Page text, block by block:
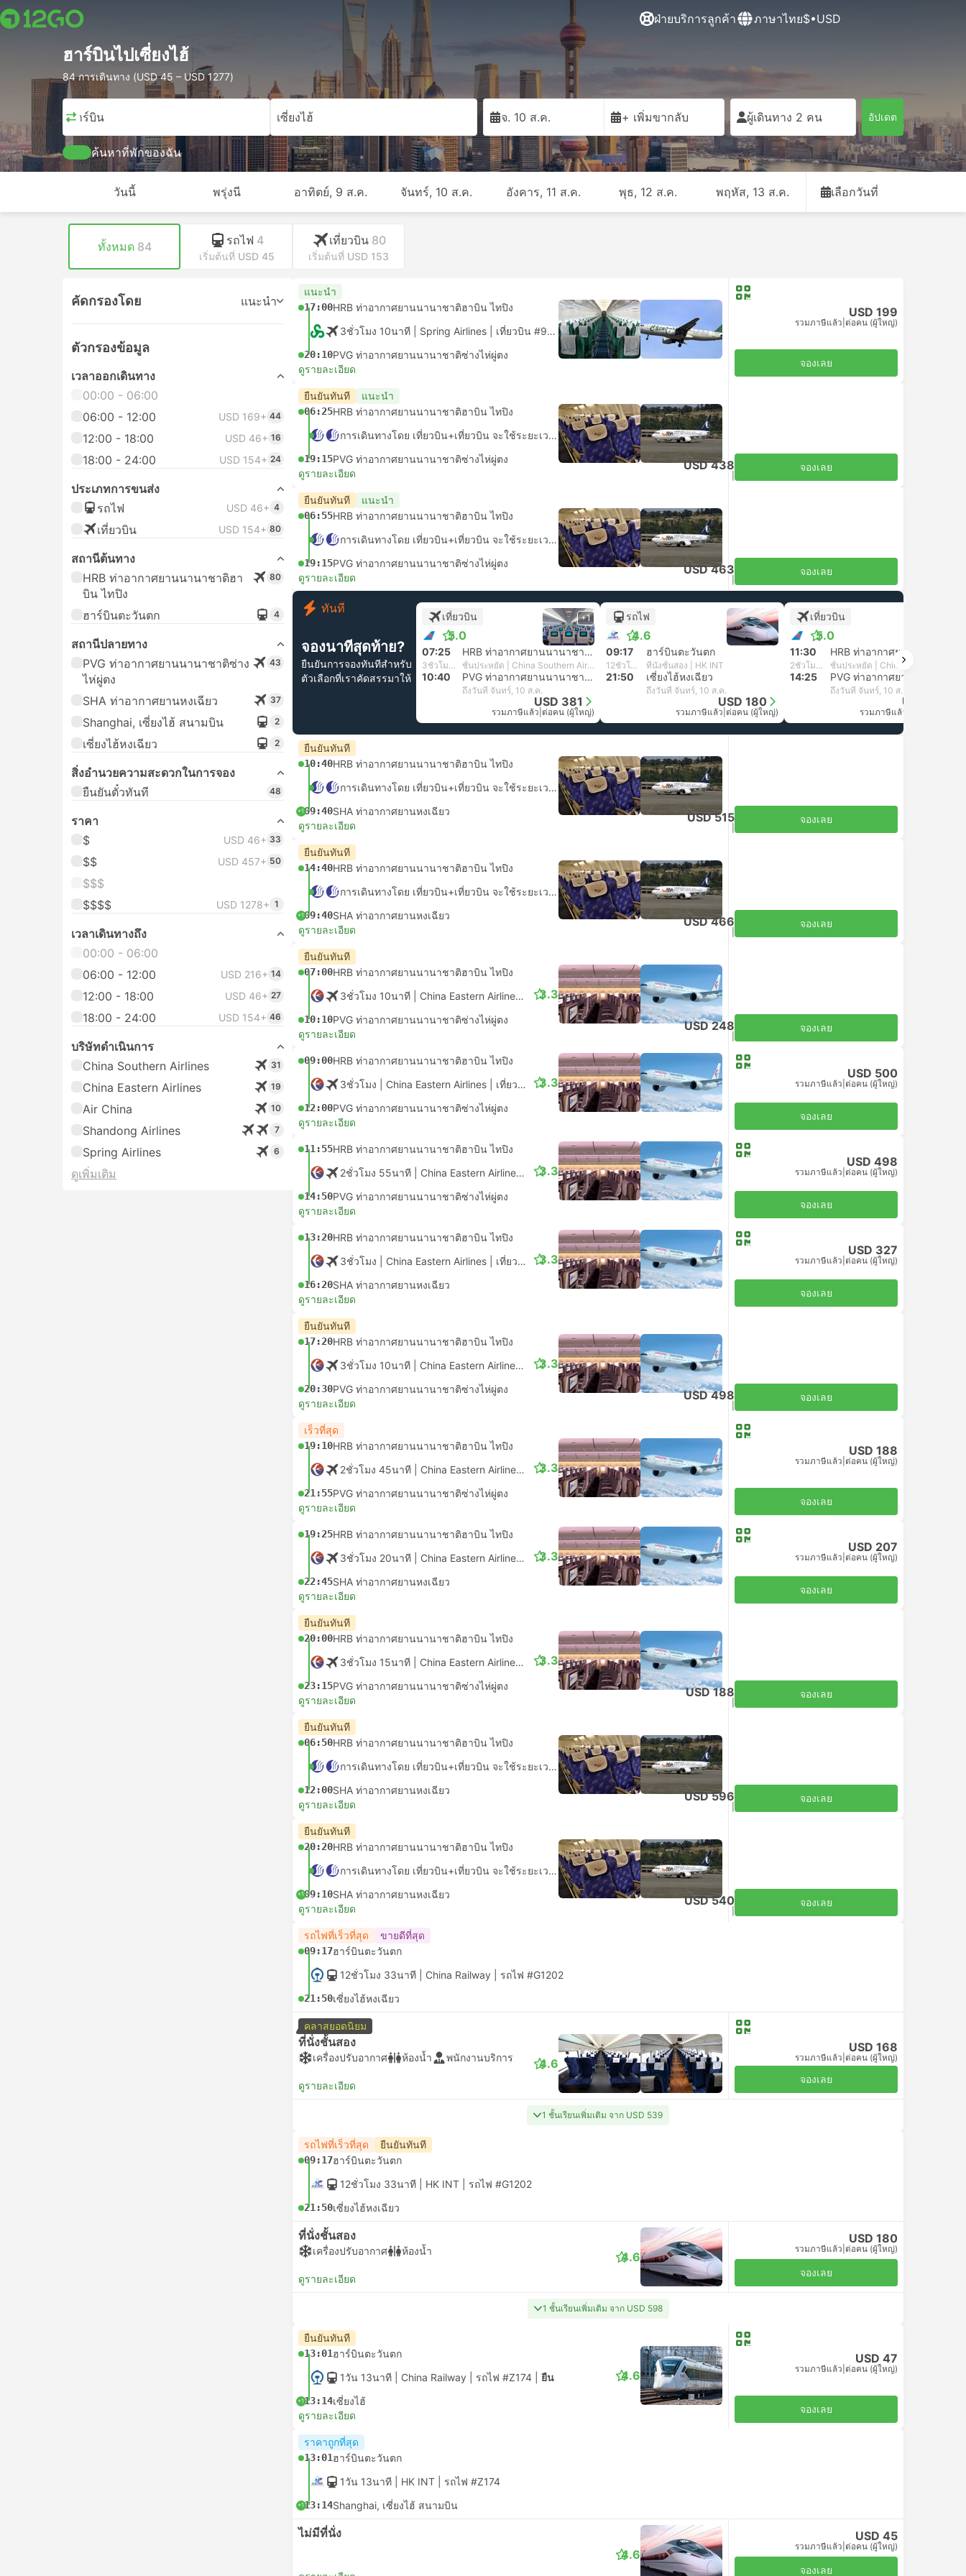
ฝ่ายบริการลูกค้า ภาษาไทย$•USD
ฮาร์บินไปเซี่ยงไฮ้
84 การเดินทาง (USD 45 – USD 1277)
ฮาร์บิน เซี่ยงไฮ้ จ. 10 ส.ค. + เพิ่มขากลับ ผู้เดินทาง 2 คน อัปเดต
ค้นหาที่พักของฉัน
วันนี้ พรุ่งนี อาทิตย์, 9 ส.ค. จันทร์, 10 ส.ค. อังคาร, 11 ส.ค. พุธ, 12 ส.ค. พฤหัส, 13 ส.ค. เลือกวันที่
ทั้งหมด 84 รถไฟ 4
เริ่มต้นที่ USD 45
เที่ยวบิน 80
เริ่มต้นที่ USD 153
คัดกรองโดย แนะนำ
ตัวกรองข้อมูล
เวลาออกเดินทาง
00:00 - 06:00
06:00 - 12:00
USD 169+ 44
12:00 - 18:00 USD 46+ 16
18:00 - 24:00 USD 154+ 24
ประเภทการขนส่ง
รถไฟ
USD 46+ 4
เที่ยวบิน USD 154+ 80
สถานีต้นทาง
HRB ท่าอากาศยานนานาชาติฮา
บิน ไทปิง
80
ฮาร์บินตะวันตก 4
สถานีปลายทาง
PVG ท่าอากาศยานนานาชาติซ่าง
ไห่ผู่ตง
43
SHA ท่าอากาศยานหงเฉียว 37
Shanghai, เซี่ยงไฮ้ สนามบิน 2
เซี่ยงไฮ้หงเฉียว 2
สิ่งอํานวยความสะดวกในการจอง
ยืนยันตั๋วทันที
48
ราคา
$
USD 46+ 33
$$ USD 457+ 50
$$$
$$$$
USD 1278+ 1
เวลาเดินทางถึง
00:00 - 06:00
06:00 - 12:00
USD 216+ 14
12:00 - 18:00 USD 46+ 27
18:00 - 24:00 USD 154+ 46
บริษัทดำเนินการ
China Southern Airlines
31
China Eastern Airlines 19
Air China 10
Shandong Airlines 7
Spring Airlines 6
ดูเพิ่มเติม
แนะนำ
17:00HRB ท่าอากาศยานนานาชาติฮาบิน ไทปิง
3ชั่วโมง 10นาที | Spring Airlines เที่ยวบิน #9C6806 |ชั้นประหยัด
20:10PVG ท่าอากาศยานนานาชาติซ่างไห่ผู่ตง
ดูรายละเอียด
USD 199
รวมภาษีแล้ว ต่อคน (ผู้ใหญ่)
จองเลย
ยืนยันทันที แนะนำ
06:25HRB ท่าอากาศยานนานาชาติฮาบิน ไทปิง
การเดินทางโดย เที่ยวบิน+เที่ยวบิน จะใช้ระยะเวลาในการเดินทางประมาณ 12ชั่วโมง 50นาที
19:15PVG ท่าอากาศยานนานาชาติซ่างไห่ผู่ตง
ดูรายละเอียด
USD 438 จองเลย
ยืนยันทันที แนะนำ
06:55HRB ท่าอากาศยานนานาชาติฮาบิน ไทปิง
การเดินทางโดย เที่ยวบิน+เที่ยวบิน จะใช้ระยะเวลาในการเดินทางประมาณ 12ชั่วโมง 20นาที
19:15PVG ท่าอากาศยานนานาชาติซ่างไห่ผู่ตง
ดูรายละเอียด
USD 463 จองเลย
ทันที
จองนาทีสุดท้าย?
ยืนยันการจองทันทีสำหรับ
ตัวเลือกที่เราคัดสรรมาให้
เที่ยวบิน
5.0
+1
07:25 HRB ท่าอากาศยานนานาชาติฮาบิน ไทปิง
3ชั่วโมง 15นาที ชั้นประหยัด | China Southern Airlines
10:40 PVG ท่าอากาศยานนานาชาติซ่างไห่ผู่ตง
ถึงวันที่ จันทร์, 10 ส.ค.
USD 381
รวมภาษีแล้ว ต่อคน (ผู้ใหญ่)
รถไฟ
4.6
09:17 ฮาร์บินตะวันตก
12ชั่วโมง 33นาที ที่นั่งชั้นสอง | HK INT
21:50 เซี่ยงไฮ้หงเฉียว
ถึงวันที่ จันทร์, 10 ส.ค.
USD 180
รวมภาษีแล้ว ต่อคน (ผู้ใหญ่)
เที่ยวบิน
5.0
11:30
2ชั่วโมง 55นาที
14:25
ถึงวันที่ จันทร์, 10 ส.ค.
USD 381
รวมภาษีแล้ว
ยืนยันทันที
10:40HRB ท่าอากาศยานนานาชาติฮาบิน ไทปิง
การเดินทางโดย เที่ยวบิน+เที่ยวบิน จะใช้ระยะเวลาในการเดินทางประมาณ 23ชั่วโมง
ต่อรถด้วยตัวเอง
+109:40SHA ท่าอากาศยานหงเฉียว
ดูรายละเอียด
USD 515 จองเลย
ยืนยันทันที
14:40HRB ท่าอากาศยานนานาชาติฮาบิน ไทปิง
การเดินทางโดย เที่ยวบิน+เที่ยวบิน จะใช้ระยะเวลาในการเดินทางประมาณ 19ชั่วโมง
ต่อรถด้วยตัวเอง
+109:40SHA ท่าอากาศยานหงเฉียว
ดูรายละเอียด
USD 466 จองเลย
ยืนยันทันที
07:00HRB ท่าอากาศยานนานาชาติฮาบิน ไทปิง
3ชั่วโมง 10นาที | China Eastern Airlines | เที่ยวบิน #MU5620|ชั้นประหยัด
10:10PVG ท่าอากาศยานนานาชาติซ่างไห่ผู่ตง
3.3
ดูรายละเอียด
USD 248 จองเลย
09:00HRB ท่าอากาศยานนานาชาติฮาบิน ไทปิง
3ชั่วโมง | China Eastern Airlines เที่ยวบิน #MU2338 |ชั้นประหยัด
12:00PVG ท่าอากาศยานนานาชาติซ่างไห่ผู่ตง
3.3
ดูรายละเอียด
USD 500
รวมภาษีแล้ว ต่อคน (ผู้ใหญ่)
จองเลย
11:55HRB ท่าอากาศยานนานาชาติฮาบิน ไทปิง
2ชั่วโมง 55นาที | China Eastern Airlines | เที่ยวบิน #MU5610|ชั้นประหยัด
14:50PVG ท่าอากาศยานนานาชาติซ่างไห่ผู่ตง
3.3
ดูรายละเอียด
USD 498
รวมภาษีแล้ว ต่อคน (ผู้ใหญ่)
จองเลย
13:20HRB ท่าอากาศยานนานาชาติฮาบิน ไทปิง
3ชั่วโมง | China Eastern Airlines เที่ยวบิน #MU5632 |ชั้นประหยัด
16:20SHA ท่าอากาศยานหงเฉียว
3.3
ดูรายละเอียด
USD 327
รวมภาษีแล้ว ต่อคน (ผู้ใหญ่)
จองเลย
ยืนยันทันที
17:20HRB ท่าอากาศยานนานาชาติฮาบิน ไทปิง
3ชั่วโมง 10นาที | China Eastern Airlines | เที่ยวบิน #MU5614|ชั้นประหยัด
20:30PVG ท่าอากาศยานนานาชาติซ่างไห่ผู่ตง
3.3
ดูรายละเอียด
USD 498 จองเลย
เร็วที่สุด
19:10HRB ท่าอากาศยานนานาชาติฮาบิน ไทปิง
2ชั่วโมง 45นาที | China Eastern Airlines | เที่ยวบิน #MU6562|ชั้นประหยัด
21:55PVG ท่าอากาศยานนานาชาติซ่างไห่ผู่ตง
3.3
ดูรายละเอียด
USD 188
รวมภาษีแล้ว ต่อคน (ผู้ใหญ่)
จองเลย
19:25HRB ท่าอากาศยานนานาชาติฮาบิน ไทปิง
3ชั่วโมง 20นาที | China Eastern Airlines | เที่ยวบิน #MU5618|ชั้นประหยัด
22:45SHA ท่าอากาศยานหงเฉียว
3.3
ดูรายละเอียด
USD 207
รวมภาษีแล้ว ต่อคน (ผู้ใหญ่)
จองเลย
ยืนยันทันที
20:00HRB ท่าอากาศยานนานาชาติฮาบิน ไทปิง
3ชั่วโมง 15นาที | China Eastern Airlines | เที่ยวบิน #MU5612|ชั้นประหยัด
23:15PVG ท่าอากาศยานนานาชาติซ่างไห่ผู่ตง
3.3
ดูรายละเอียด
USD 188 จองเลย
ยืนยันทันที
06:50HRB ท่าอากาศยานนานาชาติฮาบิน ไทปิง
การเดินทางโดย เที่ยวบิน+เที่ยวบิน จะใช้ระยะเวลาในการเดินทางประมาณ 5ชั่วโมง 10นาที
12:00SHA ท่าอากาศยานหงเฉียว
ดูรายละเอียด
USD 596 จองเลย
ยืนยันทันที
20:20HRB ท่าอากาศยานนานาชาติฮาบิน ไทปิง
การเดินทางโดย เที่ยวบิน+เที่ยวบิน จะใช้ระยะเวลาในการเดินทางประมาณ 12ชั่วโมง 50นาที
+109:10SHA ท่าอากาศยานหงเฉียว
ดูรายละเอียด
USD 540 จองเลย
รถไฟที่เร็วที่สุด ขายดีที่สุด
09:17ฮาร์บินตะวันตก
12ชั่วโมง 33นาที | China Railway รถไฟ #G1202
21:50เซี่ยงไฮ้หงเฉียว
คลาสยอดนิยม
ที่นั่งชั้นสอง
เครื่องปรับอากาศ ห้องน้ำ พนักงานบริการ
ดูรายละเอียด
4.6
USD 168
รวมภาษีแล้ว ต่อคน (ผู้ใหญ่)
จองเลย
1 ชั้นเรียนเพิ่มเติม จาก USD 539
รถไฟที่เร็วที่สุด ยืนยันทันที
09:17ฮาร์บินตะวันตก
12ชั่วโมง 33นาที | HK INT รถไฟ #G1202
21:50เซี่ยงไฮ้หงเฉียว
ที่นั่งชั้นสอง
เครื่องปรับอากาศ ห้องน้ำ
ดูรายละเอียด
4.6
USD 180
รวมภาษีแล้ว ต่อคน (ผู้ใหญ่)
จองเลย
1 ชั้นเรียนเพิ่มเติม จาก USD 598
ยืนยันทันที
13:01ฮาร์บินตะวันตก
1วัน 13นาที | China Railway รถไฟ #Z174 ยืน
+113:14เซี่ยงไฮ้
4.6
ดูรายละเอียด
USD 47
รวมภาษีแล้ว ต่อคน (ผู้ใหญ่)
จองเลย
ราคาถูกที่สุด
13:01ฮาร์บินตะวันตก
1วัน 13นาที | HK INT รถไฟ #Z174
+113:14Shanghai, เซี่ยงไฮ้ สนามบิน
ไม่มีที่นั่ง
4.6
USD 45
รวมภาษีแล้ว ต่อคน (ผู้ใหญ่)
จองเลย